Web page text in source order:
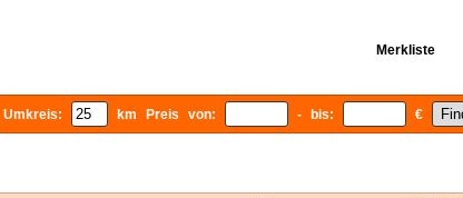
Merkliste
Umkreis: km Preis von: - bis: €